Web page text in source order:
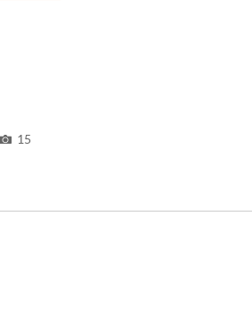
15